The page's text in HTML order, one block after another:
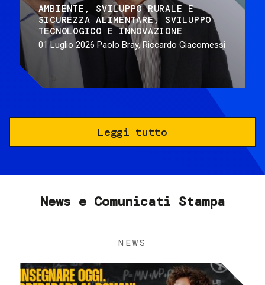
AMBIENTE
SVILUPPO RURALE E
SICUREZZA ALIMENTARE
SVILUPPO
TECNOLOGICO E INNOVAZIONE
01 Luglio 2026 Paolo Bray, Riccardo Giacomessi
Leggi tutto
News e Comunicati Stampa
NEWS